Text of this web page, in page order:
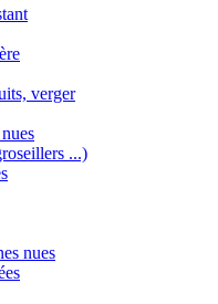
verger
...)
nues